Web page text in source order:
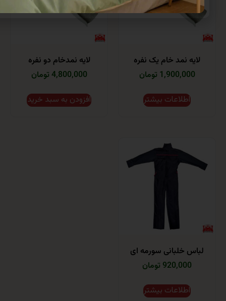
نمد خام یک نفره
تومان
اطلاعات بیشتر
لایه نمدخام دو نفره
4,800,000 تومان
افزودن به سبد خرید
خلبانی سورمه ای
اطلاعات بیشتر